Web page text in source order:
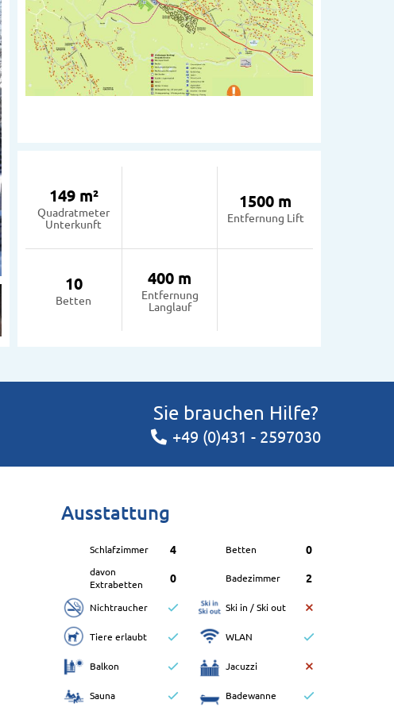
149 m²
Quadratmeter
Unterkunft
1500 m
Entfernung Lift
10
Betten
400 m
Entfernung
Langlauf
Sie brauchen Hilfe?
+49 (0)431 - 2597030
Ausstattung
Schlafzimmer 4 Betten 0
davon
Extrabetten
0 Badezimmer 2
Nichtraucher Ski in / Ski out
Tiere erlaubt WLAN
Balkon Jacuzzi
Sauna Badewanne